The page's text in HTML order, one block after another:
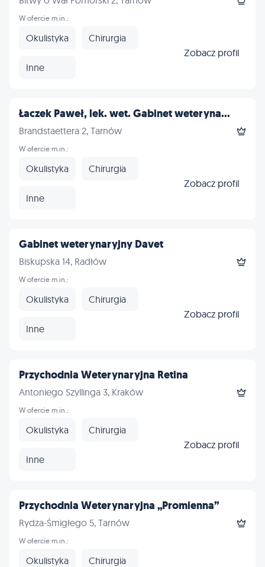
W ofercie m.in.:
Okulistyka Chirurgia
Inne
Zobacz profil
Łaczek Paweł, lek. wet. Gabinet weteryna...
Brandstaettera 2, Tarnów
W ofercie m.in.:
Okulistyka Chirurgia
Inne
Zobacz profil
Gabinet weterynaryjny Davet
Biskupska 14, Radłów
W ofercie m.in.:
Okulistyka Chirurgia
Inne
Zobacz profil
Przychodnia Weterynaryjna Retina
Antoniego Szyllinga 3, Kraków
W ofercie m.in.:
Okulistyka Chirurgia
Inne
Zobacz profil
Przychodnia Weterynaryjna „Promienna”
Rydza-Śmigłego 5, Tarnów
W ofercie m.in.:
Okulistyka Chirurgia